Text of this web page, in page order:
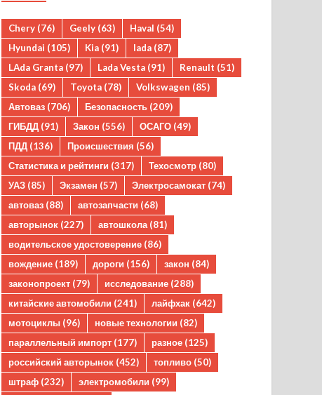
Chery (76) Geely (63) Haval (54)
Hyundai (105) Kia (91) lada (87)
LAda Granta (97) Lada Vesta (91) Renault (51)
Skoda (69) Toyota (78) Volkswagen (85)
Автоваз (706) Безопасность (209)
ГИБДД (91) Закон (556) ОСАГО (49)
ПДД (136) Происшествия (56)
Статистика и рейтинги (317) Техосмотр (80)
УАЗ (85) Экзамен (57) Электросамокат (74)
автоваз (88) автозапчасти (68)
авторынок (227) автошкола (81)
водительское удостоверение (86)
вождение (189) дороги (156) закон (84)
законопроект (79) исследование (288)
китайские автомобили (241) лайфхак (642)
мотоциклы (96) новые технологии (82)
параллельный импорт (177) разное (125)
российский авторынок (452) топливо (50)
штраф (232) электромобили (99)